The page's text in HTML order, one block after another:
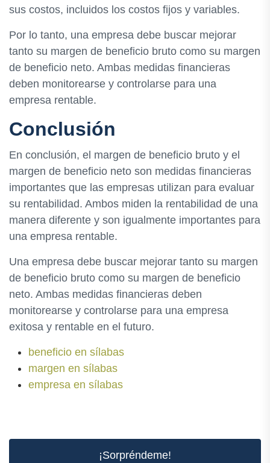
sus costos, incluidos los costos fijos y variables.
Por lo tanto, una empresa debe buscar mejorar
tanto su margen de beneficio bruto como su margen
de beneficio neto. Ambas medidas financieras
deben monitorearse y controlarse para una
empresa rentable.
Conclusión
En conclusión, el margen de beneficio bruto y el
margen de beneficio neto son medidas financieras
importantes que las empresas utilizan para evaluar
su rentabilidad. Ambos miden la rentabilidad de una
manera diferente y son igualmente importantes para
una empresa rentable.
Una empresa debe buscar mejorar tanto su margen
de beneficio bruto como su margen de beneficio
neto. Ambas medidas financieras deben
monitorearse y controlarse para una empresa
exitosa y rentable en el futuro.
beneficio en sílabas
margen en sílabas
empresa en sílabas
¡Sorpréndeme!